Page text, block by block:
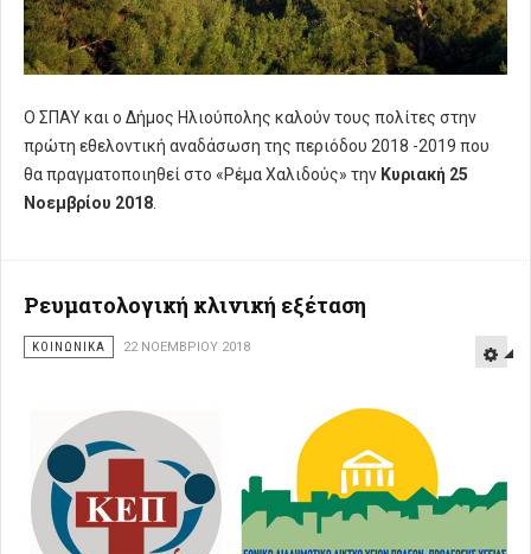
Ο ΣΠΑΥ και ο Δήμος Ηλιούπολης καλούν τους πολίτες στην
πρώτη εθελοντική αναδάσωση της περιόδου 2018 -2019 που
θα πραγματοποιηθεί στο «Ρέμα Χαλιδούς» την Κυριακή 25
Νοεμβρίου 2018
Ρευματολογική κλινική εξέταση
ΚΟΙΝΩΝΙΚΑ 22 ΝΟΕΜΒΡΊΟΥ 2018